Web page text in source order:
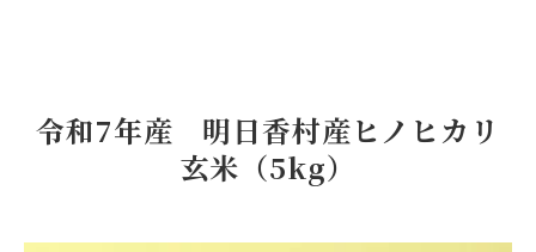
令和7年産 明日香村産ヒノヒカリ
玄米（5kg）